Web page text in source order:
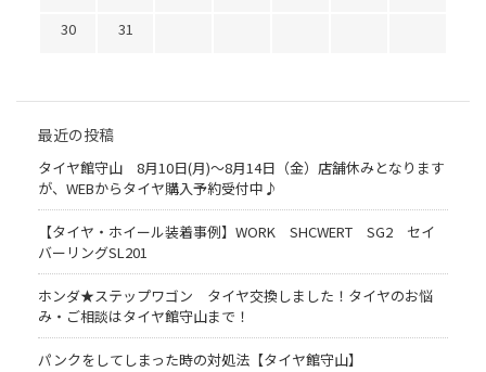
30
31
最近の投稿
タイヤ館守山 8月10日(月)～8月14日（金）店舗休みとなります
が、WEBからタイヤ購入予約受付中♪
【タイヤ・ホイール装着事例】WORK SHCWERT SG2 セイ
バーリングSL201
ホンダ★ステップワゴン タイヤ交換しました！タイヤのお悩
み・ご相談はタイヤ館守山まで！
パンクをしてしまった時の対処法【タイヤ館守山】